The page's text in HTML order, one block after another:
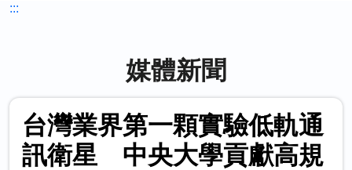
:::
媒體新聞
台灣業界第一顆實驗低軌通
訊衛星 中央大學貢獻高規